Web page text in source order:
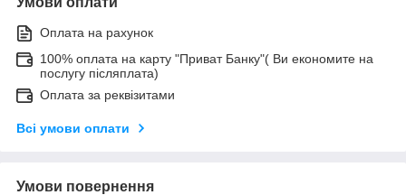
Оплата на рахунок
100% оплата на карту "Приват Банку"( Ви економите на
послугу післяплата)
Оплата за реквізитами
Всі умови оплати
Умови повернення